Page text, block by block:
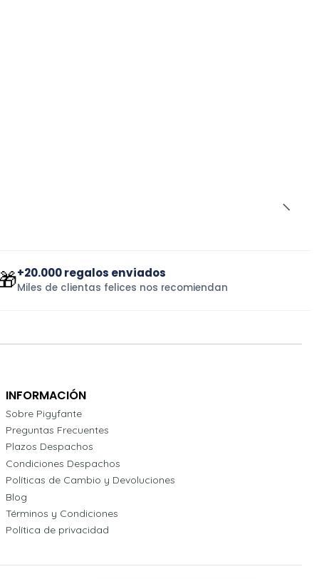
+20.000 regalos enviados
Miles de clientas felices nos recomiendan
INFORMACIÓN
Sobre Pigyfante
Preguntas Frecuentes
Plazos Despachos
Condiciones Despachos
Políticas de Cambio y Devoluciones
Blog
Términos y Condiciones
Política de privacidad